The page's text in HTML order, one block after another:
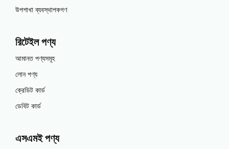
উপশাখা ব্যবস্থাপকগণ
রিটেইল পণ্য
আমানত পণ্যসমূহ
লোন পণ্য
ক্রেডিট কার্ড
ডেবিট কার্ড
এসএমই পণ্য